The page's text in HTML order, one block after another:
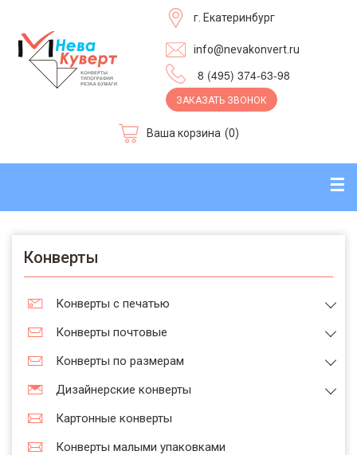
г. Екатеринбург
info@nevakonvert.ru
8 (495) 374-63-98
ЗАКАЗАТЬ ЗВОНОК
Ваша корзина (0)
☰
Конверты
Конверты с печатью
Конверты почтовые
Конверты по размерам
Дизайнерские конверты
Картонные конверты
Конверты малыми упаковками